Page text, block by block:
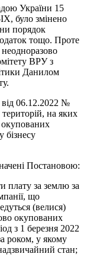
України 15
було змінено
порядок
тощо. Проте
неодноразово
ВРУ з
Данилом
06.12.2022 №
на яких
окупованих
бізнесу
Постановою:
плату за землю за
що
(велися)
окупованих
з 1 березня 2022
роком, у якому
стан;